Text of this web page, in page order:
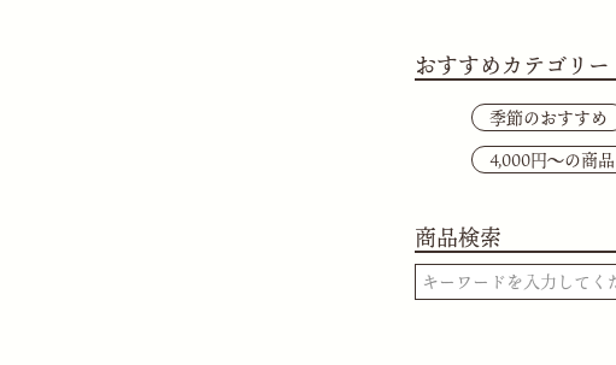
おすすめカテゴリー
季節のおすすめ
4,000円〜の商品
商品検索